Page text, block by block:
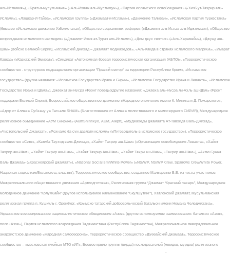
аль-Исламия»), «Братья-мусульмане» («Аль-Ихван аль-Муслимун»), «Партия исламского освобождения» («Хизб ут-Тахрир аль-
Ислами»), «Лашкар-И-Тайба», «Исламская группа» («Джамаат-и-Ислами»), «Движение Талибан», «Исламская партия Туркестана»
(бывшее «Исламское движение Узбекистана»), «Общество социальных реформ» («Джамият аль-Ислах аль-Иджтимаи»), «Общество
возрождения исламского наследия» («Джамият Ихья ат-Тураз аль-Ислами»), «Дом двух святых» («Аль-Харамейн»), «Джунд аш-
Шам» (Войско Великой Сирии), «Исламский джихад – Джамаат моджахедов», «Аль-Каида в странах исламского Магриба», «Имарат
Кавказ» («Кавказский Эмират»), «Синдикат «Автономная боевая террористическая организация (АБТО)», «Террористическое
сообщество - структурное подразделение организации "Правый сектор" на территории Республики Крым», «Исламское
государство» (другие названия: «Исламское Государство Ирака и Сирии», «Исламское Государство Ирака и Леванта», «Исламское
Государство Ирака и Шама»), Джебхат ан-Нусра (Фронт победы)(другие названия: «Джабха аль-Нусра ли-Ахль аш-Шам» (Фронт
поддержки Великой Сирии), Всероссийское общественное движение «Народное ополчение имени К. Минина и Д. Пожарского»,
«Аджр от Аллаха Субхану уа Тагьаля SHAM» (Благословение от Аллаха милоственного и милосердного СИРИЯ), Международное
религиозное объединение «АУМ Синрике» (AumShinrikyo, AUM, Aleph), «Муджахеды джамаата Ат-Тавхида Валь-Джихад»,
«Чистопольский Джамаат», «Рохнамо ба суи давлати исломи» («Путеводитель в исламское государство»), «Террористическое
сообщество «Сеть», «Катиба Таухид валь-Джихад», «Хайят Тахрир аш-Шам» («Организация освобождения Леванта», «Хайят
Тахрир аш-Шам», «Хейят Тахрир аш-Шам», «Хейят Тахрир Аш-Шам», «Хайят Тахри аш-Шам», «Тахрир аш-Шам»), «Ахлю Сунна
Валь Джамаа» («Красноярский джамаат»), «National Socialism/White Power» («NS/WP, NS/WP Crew, Sparrows Crew/White Power,
Национал-социализм/Белаясила, власть»), Террористическое сообщество, созданное Мальцевым В.В. из числа участников
Межрегионального общественного движения «Артподготовка», Религиозная группа “Джамаат “Красный пахарь”, Международное
молодежное движение "Колумбайн" (другое используемое наименование "Скулшутинг"), Хатлонский джамаат, Мусульманская
религиозная группа п. Кушкуль г. Оренбург, «Крымско-татарский добровольческий батальон имени Номана Челеджихана»,
Украинское военизированное националистическое объединение «Азов» (другие используемые наименования: батальон «Азов»,
полк «Азов»), Партия исламского возрождения Таджикистана (Республика Таджикистан), Межрегиональное леворадикальное
анархистское движение «Народная самооборона», Террористическое сообщество «Дуббайский джамаат», Террористическое
сообщество – «московская ячейка» МТО «ИГ», Боевое крыло группы (вирда) последователей (мюидов, мурдов) религиозного